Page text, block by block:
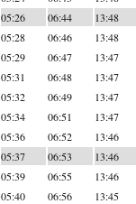
05:26 06:44 13:48
05:28 06:46 13:48
05:29 06:47 13:47
05:31 06:48 13:47
05:32 06:49 13:47
05:34 06:51 13:47
05:36 06:52 13:46
05:37 06:53 13:46
05:39 06:55 13:46
05:40 06:56 13:45